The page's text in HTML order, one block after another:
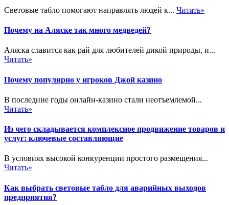
Световые табло помогают направлять людей к... Читать»
Почему на Аляске так много медведей?
Аляска славится как рай для любителей дикой природы, и...
Читать»
Почему популярно у игроков Джой казино
В последние годы онлайн-казино стали неотъемлемой...
Читать»
Из чего складывается комплексное продвижение товаров и
услуг: ключевые составляющие
В условиях высокой конкуренции простого размещения...
Читать»
Как выбрать световые табло для аварийных выходов
предприятия?